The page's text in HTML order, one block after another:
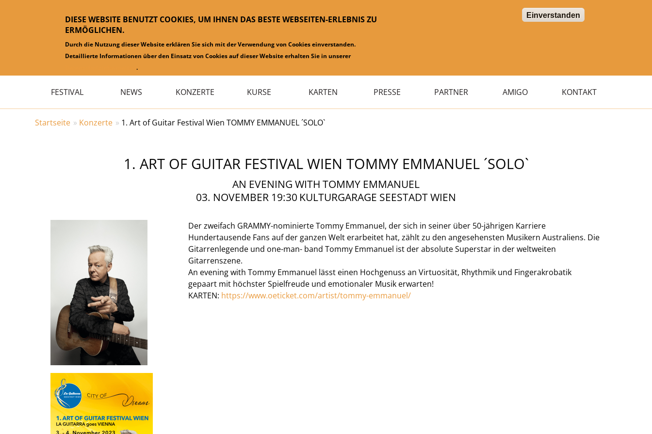
DIESE WEBSITE BENUTZT COOKIES, UM IHNEN DAS BESTE WEBSEITEN-ERLEBNIS ZU
ERMÖGLICHEN.
Durch die Nutzung dieser Website erklären Sie sich mit der Verwendung von Cookies einverstanden.
Detaillierte Informationen über den Einsatz von Cookies auf dieser Website erhalten Sie in unserer
Datenschutzinformation.
Einverstanden
Hauptmenü
FESTIVAL NEWS KONZERTE KURSE KARTEN PRESSE PARTNER AMIGO KONTAKT
Startseite Konzerte 1. Art of Guitar Festival Wien TOMMY EMMANUEL ´SOLO`
1. ART OF GUITAR FESTIVAL WIEN TOMMY EMMANUEL ´SOLO`
AN EVENING WITH TOMMY EMMANUEL
03. NOVEMBER 19:30 KULTURGARAGE SEESTADT WIEN
Der zweifach GRAMMY-nominierte Tommy Emmanuel, der sich in seiner über 50-jährigen Karriere
Hundertausende Fans auf der ganzen Welt erarbeitet hat, zählt zu den angesehensten Musikern Australiens. Die
Gitarrenlegende und one-man- band Tommy Emmanuel ist der absolute Superstar in der weltweiten
Gitarrenszene.
An evening with Tommy Emmanuel lässt einen Hochgenuss an Virtuosität, Rhythmik und Fingerakrobatik
gepaart mit höchster Spielfreude und emotionaler Musik erwarten!
KARTEN: https://www.oeticket.com/artist/tommy-emmanuel/